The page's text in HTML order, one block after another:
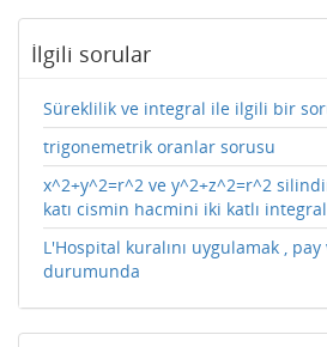
İlgili sorular
Süreklilik ve integral ile ilgili bir
trigonemetrik oranlar sorusu
x^2+y^2=r^2 ve y^2+z^2=r^2
katı cismin hacmini iki katlı
L'Hospital kuralını uygulamak ,
durumunda